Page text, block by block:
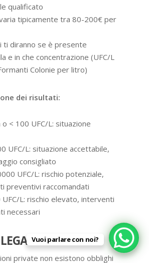
qualificato
tipicamente tra 80-200€ per
ti diranno se è presente
e in che concentrazione (UFC/L
Colonie per litro)
dei risultati:
o < 100 UFC/L: situazione
UFC/L: situazione accettabile,
consigliato
UFC/L: rischio potenziale,
preventivi raccomandati
L: rischio elevato, interventi
necessari
E OBBLIGHI
private non esistono obblighi
Vuoi parlare con noi?